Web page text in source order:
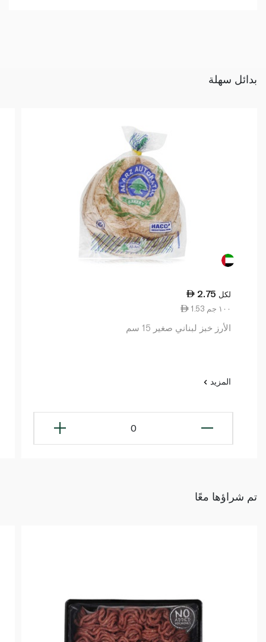
بدائل سهلة
2.75 لكل
1.53 ١٠٠ جم
الأرز خبز لبناني صغير 15 سم
المزيد
0
تم شراؤها معًا